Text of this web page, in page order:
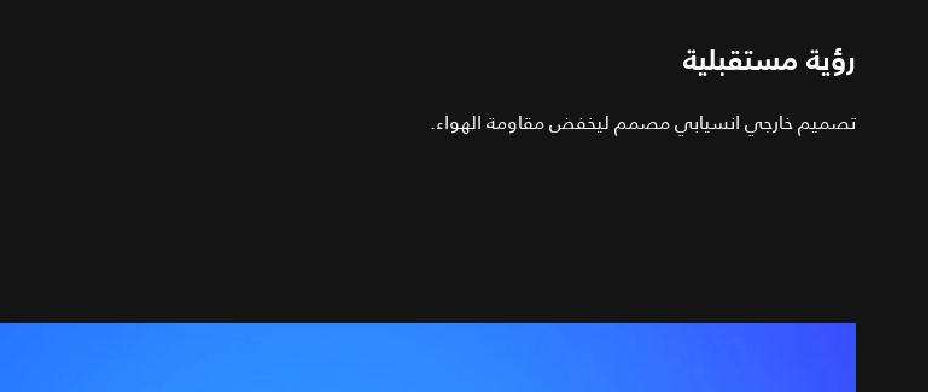
رؤية مستقبلية
تصميم خارجي انسيابي مصمم ليخفض مقاومة الهواء.